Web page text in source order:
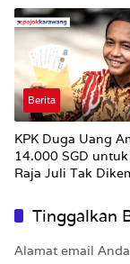
Berita
KPK Duga Uang
14.000 SGD
Raja Juli Tak
Tinggalkan
Alamat email